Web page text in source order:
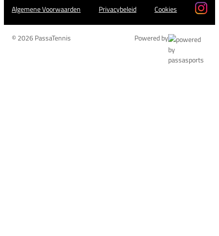
Algemene Voorwaarden Privacybeleid Cookies
© 2026 PassaTennis Powered by